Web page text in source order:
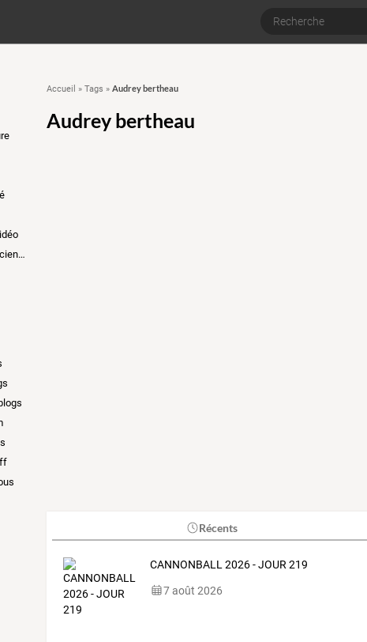
Accueil » Tags » Audrey bertheau
Audrey bertheau
Récents
CANNONBALL 2026 - JOUR 219
7 août 2026